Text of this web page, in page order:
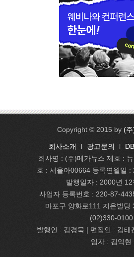
Copyright © 2015 by (
회사소개 l 광고문의 l
회사명 : (주)메가뉴스 제호 :
호 : 서울아00664 등록연월일 :
발행일자 : 2000년 12
사업자 등록번호 : 220-87-
마포구 양화로111 지은빌딩
(02)330-0100
발행인 : 김경묵 | 편집인 : 김태
임자 : 김익현